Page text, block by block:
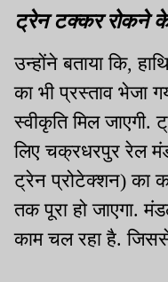
ट्रेन टक्कर रोकने
उन्होंने बताया कि,
का भी प्रस्ताव भेजा
स्वीकृति मिल
लिए चक्रधरपुर रेल
ट्रेन प्रोटेक्शन) का
तक पूरा हो जाएगा.
काम चल रहा है. जिससे